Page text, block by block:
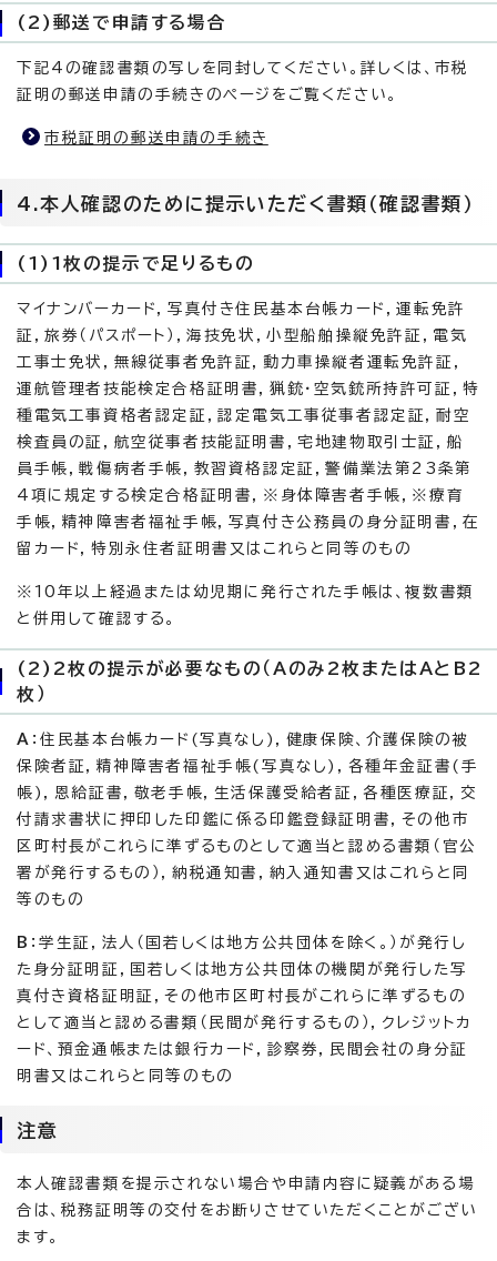
(2)郵送で申請する場合
下記4の確認書類の写しを同封してください。詳しくは、市税
証明の郵送申請の手続きのページをご覧ください。
市税証明の郵送申請の手続き
4.本人確認のために提示いただく書類（確認書類）
(1)1枚の提示で足りるもの
マイナンバーカード，写真付き住民基本台帳カード，運転免許
証，旅券（パスポート），海技免状，小型船舶操縦免許証，電気
工事士免状，無線従事者免許証，動力車操縦者運転免許証，
運航管理者技能検定合格証明書，猟銃・空気銃所持許可証，特
種電気工事資格者認定証，認定電気工事従事者認定証，耐空
検査員の証，航空従事者技能証明書，宅地建物取引士証，船
員手帳，戦傷病者手帳，教習資格認定証，警備業法第23条第
4項に規定する検定合格証明書，※身体障害者手帳，※療育
手帳，精神障害者福祉手帳，写真付き公務員の身分証明書，在
留カード，特別永住者証明書又はこれらと同等のもの
※10年以上経過または幼児期に発行された手帳は、複数書類
と併用して確認する。
(2)2枚の提示が必要なもの（Aのみ2枚またはAとB2
枚）
A ：住民基本台帳カード(写真なし)，健康保険、介護保険の被
保険者証，精神障害者福祉手帳(写真なし)，各種年金証書(手
帳)，恩給証書，敬老手帳，生活保護受給者証，各種医療証，交
付請求書状に押印した印鑑に係る印鑑登録証明書，その他市
区町村長がこれらに準ずるものとして適当と認める書類（官公
署が発行するもの），納税通知書，納入通知書又はこれらと同
等のもの
B ：学生証，法人（国若しくは地方公共団体を除く。）が発行し
た身分証明証，国若しくは地方公共団体の機関が発行した写
真付き資格証明証，その他市区町村長がこれらに準ずるもの
として適当と認める書類（民間が発行するもの），クレジットカ
ード、預金通帳または銀行カード，診察券，民間会社の身分証
明書又はこれらと同等のもの
注意
本人確認書類を提示されない場合や申請内容に疑義がある場
合は、税務証明等の交付をお断りさせていただくことがござい
ます。